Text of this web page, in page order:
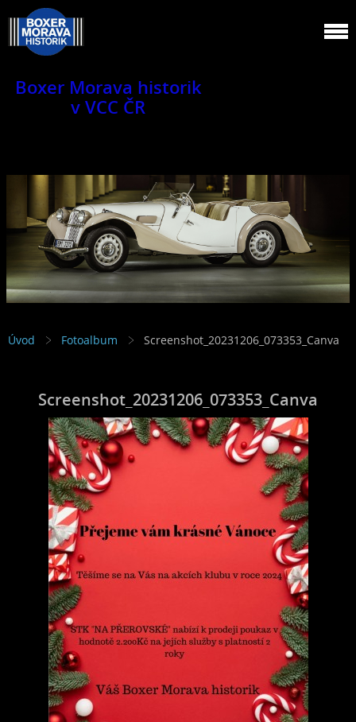
Boxer Morava historik
v VCC ČR
Jsme klub veteránů.
Úvod Fotoalbum Screenshot_20231206_073353_Canva
Screenshot_20231206_073353_Canva